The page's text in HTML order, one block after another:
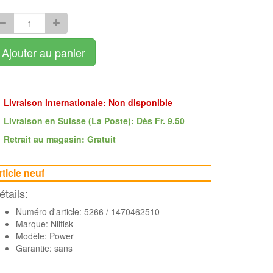
Ajouter au panier
Livraison internationale: Non disponible
Livraison en Suisse (La Poste): Dès Fr. 9.50
Retrait au magasin: Gratuit
neuf
Numéro d'article: 5266 / 1470462510
Marque: Nilfisk
Modèle: Power
Garantie: sans